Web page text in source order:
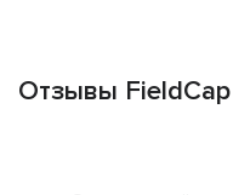
Отзывы FieldCap